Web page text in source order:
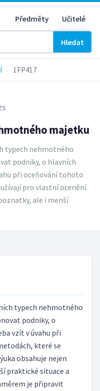
Předměty Učitelé
Hledat
› 1FP417
majetku
typech nehmotného
podniky, o hlavních
při oceňování tohoto
pro vlastní ocenění.
ale i menší
typech nehmotného
podniky, o
vzít v úvahu při
které se
obsahuje nejen
praktické situace a
je připravit